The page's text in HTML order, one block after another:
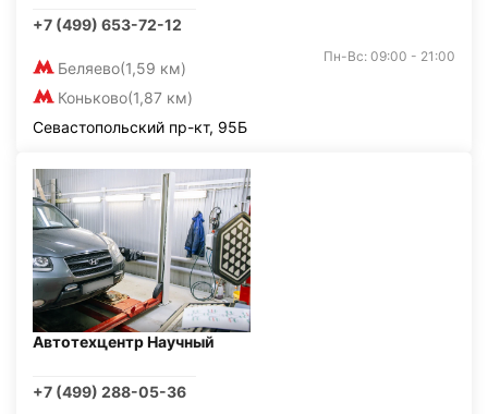
+7 (499) 653-72-12
Беляево(1,59 км)
Коньково(1,87 км)
Пн-Вс: 09:00 - 21:00
Севастопольский пр-кт, 95Б
Автотехцентр Научный
+7 (499) 288-05-36